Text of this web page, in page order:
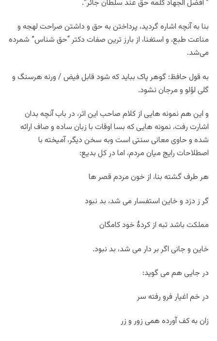
” افضل الجهاد کلمه حق عند سلطان جائر”.
بنا به آنچه اشاره گردید، پرداختن به حق و داشتن صراحت لهجه و
مناعت طبع، و استغنا، از بارز ترین صفات دکتر “حق شناس” شمرده
می‌شد.
به قول حافظ: گوهر پاک بباید که شود قابل فیض / ورنه هرسنگ و
گلی لؤلو و مرجان نشود.
و این هم نمونه هایی از کلام صاحب این اثر، در باب آنچه بدان
اشارت رفت، نمونه هایی که بسا اوقات با زبان ساده و صاف ارائه
شده و حاوی معانی سنتی است وبه سخن دیگر، آمیخته با
اصطلاحات رایج میان مردم، اما در کل بدیع:
هر طرف گشته بنا، از خون مردم قصر ها
گر ز دزد و خاین استفسار می شد، بد نبود
مملکت باشد تبه از کردۀ خود کامگان
خاین و جانی اگر بر دار می شد، بد نبود.
در جایی هم می گوید:
در خم اغیار فرو رفته سر
زان به کف آورده همی زور و زر